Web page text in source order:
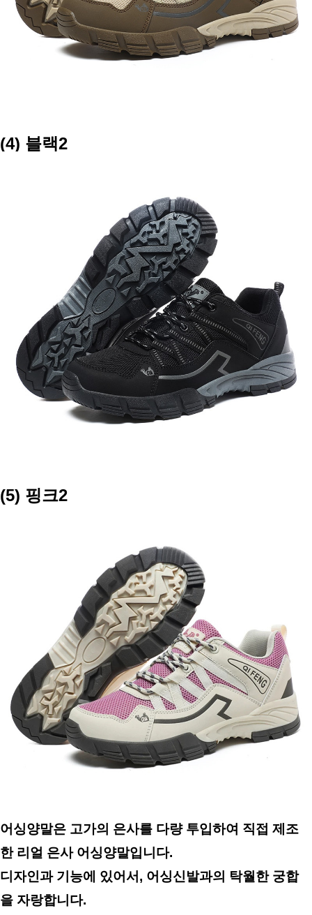
(4) 블랙2
(5) 핑크2
어싱양말은 고가의 은사를 다량 투입하여 직접 제조
한 리얼 은사 어싱양말입니다.
디자인과 기능에 있어서, 어싱신발과의 탁월한 궁합
을 자랑합니다.